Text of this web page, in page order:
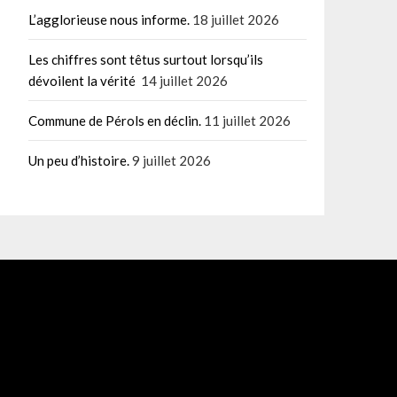
L’agglorieuse nous informe. 18 juillet 2026
Les chiffres sont têtus surtout lorsqu’ils
dévoilent la vérité 14 juillet 2026
Commune de Pérols en déclin. 11 juillet 2026
Un peu d’histoire.9 juillet 2026